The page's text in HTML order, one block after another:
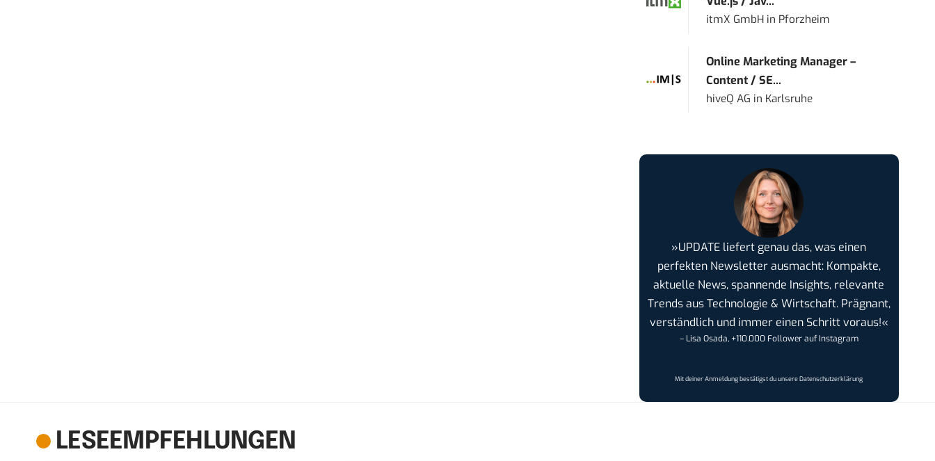
itmX GmbH in Pforzheim
Online Marketing Manager –
Content / SE...
hiveQ AG in Karlsruhe
»UPDATE liefert genau das, was einen
perfekten Newsletter ausmacht: Kompakte,
aktuelle News, spannende Insights, relevante
Trends aus Technologie & Wirtschaft. Prägnant,
verständlich und immer einen Schritt voraus!«
– Lisa Osada, +110.000 Follower auf Instagram
Mit deiner Anmeldung bestätigst du unsereDatenschutzerklärung
LESEEMPFEHLUNGEN